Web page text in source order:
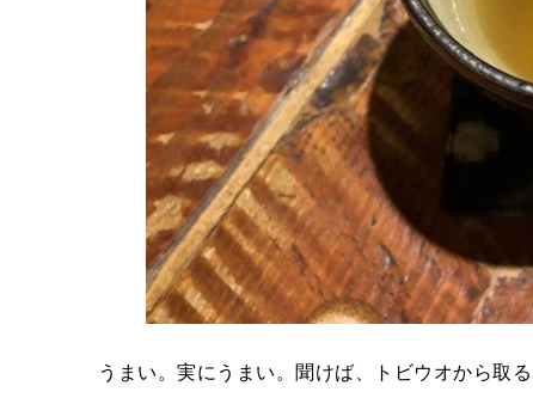
うまい。実にうまい。聞けば、トビウオから取